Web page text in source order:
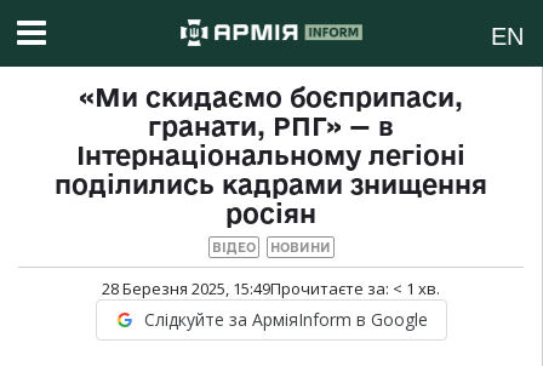
EN
«Ми скидаємо боєприпаси,
гранати, РПГ» — в
Інтернаціональному легіоні
поділились кадрами знищення
росіян
ВІДЕО НОВИНИ
28 Березня 2025, 15:49Прочитаєте за: < 1 хв.
Слідкуйте за АрміяInform в Google